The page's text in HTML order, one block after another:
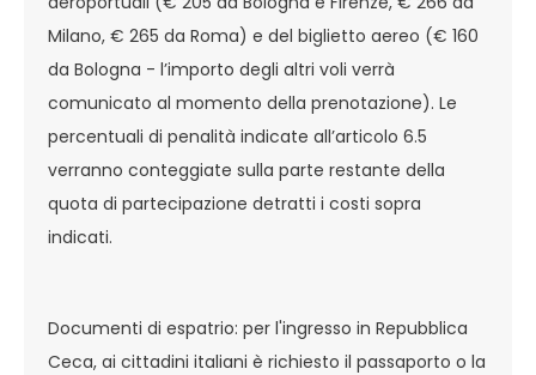
Milano, € 265 da Roma) e del biglietto aereo (€ 160
da Bologna - l’importo degli altri voli verrà
comunicato al momento della prenotazione). Le
percentuali di penalità indicate all’articolo 6.5
verranno conteggiate sulla parte restante della
quota di partecipazione detratti i costi sopra
indicati.
Documenti di espatrio: per l'ingresso in Repubblica
Ceca, ai cittadini italiani è richiesto il passaporto o la